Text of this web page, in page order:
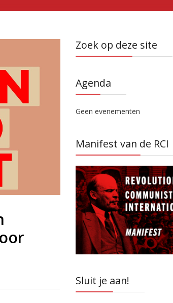
Zoek op deze site
Agenda
Geen evenementen
Manifest van de RCI
Sluit je aan!